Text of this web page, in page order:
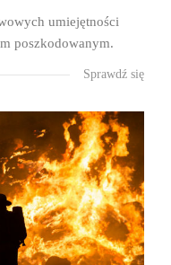
umiejętności
poszkodowanym.
Sprawdź się